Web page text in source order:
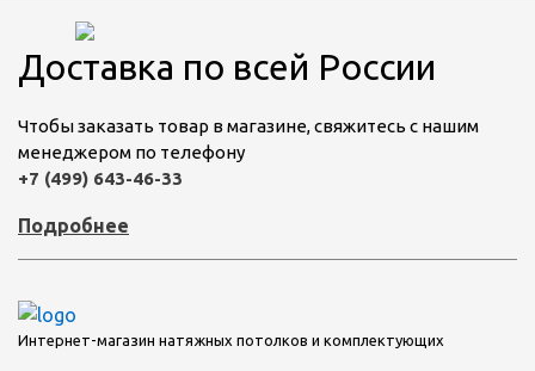
Доставка по всей России
Чтобы заказать товар в магазине, свяжитесь с нашим
менеджером по телефону
+7 (499) 643-46-33
Подробнее
Интернет-магазин натяжных потолков и комплектующих